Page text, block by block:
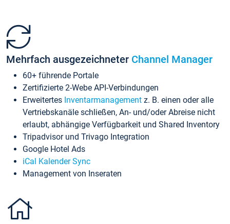
Mehrfach ausgezeichneter Channel Manager
60+ führende Portale
Zertifizierte 2-Webe API-Verbindungen
Erweitertes Inventarmanagement z. B. einen oder alle
Vertriebskanäle schließen, An- und/oder Abreise nicht
erlaubt, abhängige Verfügbarkeit und Shared Inventory
Tripadvisor und Trivago Integration
Google Hotel Ads
iCal Kalender Sync
Management von Inseraten